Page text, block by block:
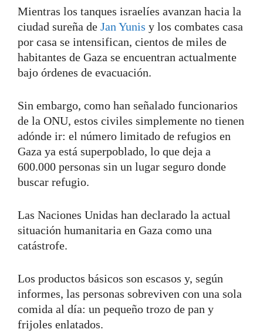
Mientras los tanques israelíes avanzan hacia la
ciudad sureña de Jan Yunis y los combates casa
por casa se intensifican, cientos de miles de
habitantes de Gaza se encuentran actualmente
bajo órdenes de evacuación.
Sin embargo, como han señalado funcionarios
de la ONU, estos civiles simplemente no tienen
adónde ir: el número limitado de refugios en
Gaza ya está superpoblado, lo que deja a
600.000 personas sin un lugar seguro donde
buscar refugio.
Las Naciones Unidas han declarado la actual
situación humanitaria en Gaza como una
catástrofe.
Los productos básicos son escasos y, según
informes, las personas sobreviven con una sola
comida al día: un pequeño trozo de pan y
frijoles enlatados.